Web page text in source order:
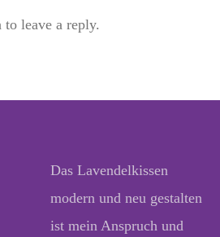
leave a reply.
Das Lavendelkissen
modern und neu gestalten
ist mein Anspruch und